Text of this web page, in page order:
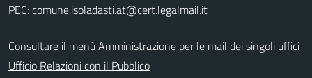
PEC:
Consultare il menù Amministrazione per le mail dei singoli uffici
Ufficio Relazioni con il Pubblico